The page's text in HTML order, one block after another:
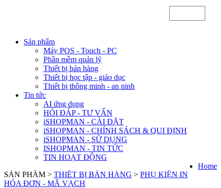
Sản phẩm
Máy POS - Touch - PC
Phần mềm quản lý
Thiết bị bán hàng
Thiết bị học tập - giáo dục
Thiết bị thông minh - an ninh
Tin tức
AI ứng dụng
HỎI ĐÁP - TƯ VẤN
iSHOPMAN - CÀI ĐẶT
iSHOPMAN - CHÍNH SÁCH & QUI ĐỊNH
iSHOPMAN - SỬ DỤNG
ISHOPMAN - TIN TỨC
TIN HOẠT ĐỘNG
Home
SẢN PHẨM > THIẾT BỊ BÁN HÀNG > PHỤ KIỆN IN
HÓA ĐƠN - MÃ VẠCH